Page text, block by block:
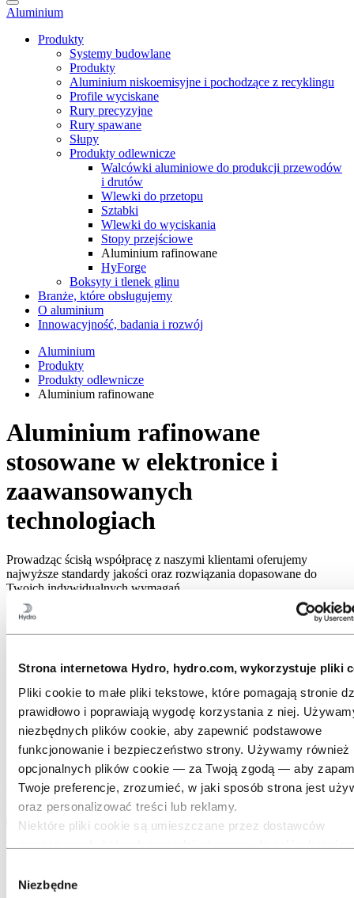
Strona internetowa Hydro, hydro.com, wykorzystuje pliki
Pliki cookie to małe pliki tekstowe, które pomagają stronie
prawidłowo i poprawiają wygodę korzystania z niej.
niezbędnych plików cookie, aby zapewnić podstawowe
funkcjonowanie i bezpieczeństwo strony. Używamy również
opcjonalnych plików cookie — za Twoją zgodą — aby
Twoje preferencje, zrozumieć, w jaki sposób strona jest
oraz personalizować treści lub reklamy.
Niektóre pliki cookie są umieszczane przez dostawców
podczas Twojego korzystania z naszej strony z innymi
zgody
Niezbędne
Aluminium
Produkty
Systemy budowlane
Produkty
Aluminium niskoemisyjne i pochodzące z recyklingu
Profile wyciskane
Rury precyzyjne
Rury spawane
Słupy
Produkty odlewnicze
Walcówki aluminiowe do produkcji przewodów
i drutów
Wlewki do przetopu
Sztabki
Wlewki do wyciskania
Stopy przejściowe
Aluminium rafinowane
HyForge
Boksyty i tlenek glinu
Branże, które obsługujemy
O aluminium
Innowacyjność, badania i rozwój
Aluminium
Produkty
Produkty odlewnicze
Aluminium rafinowane
Aluminium rafinowane
stosowane w elektronice i
zaawansowanych
technologiach
Prowadząc ścisłą współpracę z naszymi klientami oferujemy
najwyższe standardy jakości oraz rozwiązania dopasowane do
Twoich indywidualnych wymagań.
Skontaktuj się z nami i porozmawiaj z naszymi ekspertami na temat
rafinowanego aluminium